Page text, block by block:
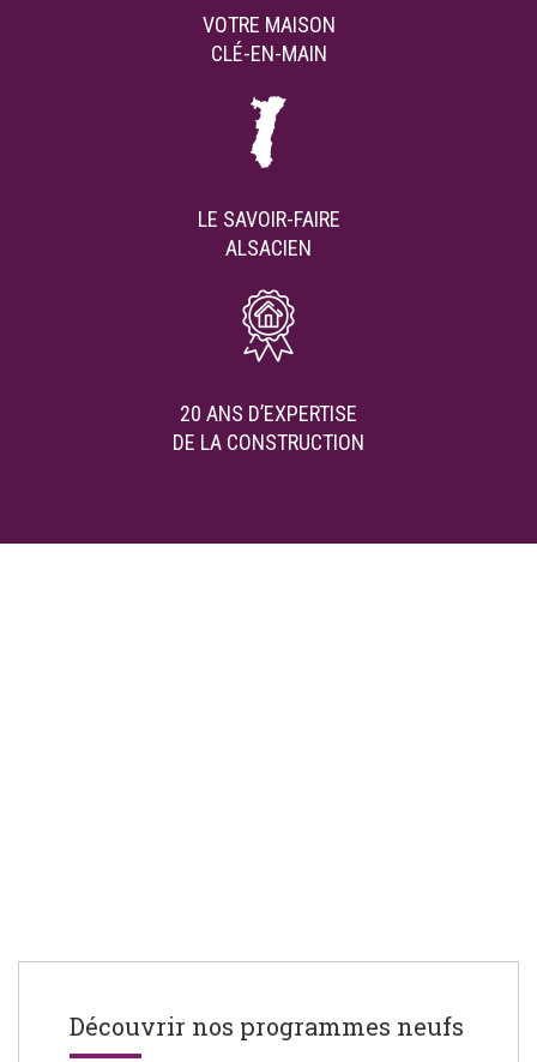
VOTRE MAISON
CLÉ-EN-MAIN
LE SAVOIR-FAIRE
ALSACIEN
20 ANS D’EXPERTISE
DE LA CONSTRUCTION
Découvrir nos programmes neufs